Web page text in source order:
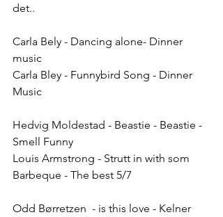
det..
Carla Bely - Dancing alone- Dinner
music
Carla Bley - Funnybird Song - Dinner
Music
Hedvig Moldestad - Beastie - Beastie -
Smell Funny
Louis Armstrong - Strutt in with som
Barbeque - The best 5/7
Odd Børretzen  - is this love - Kelner